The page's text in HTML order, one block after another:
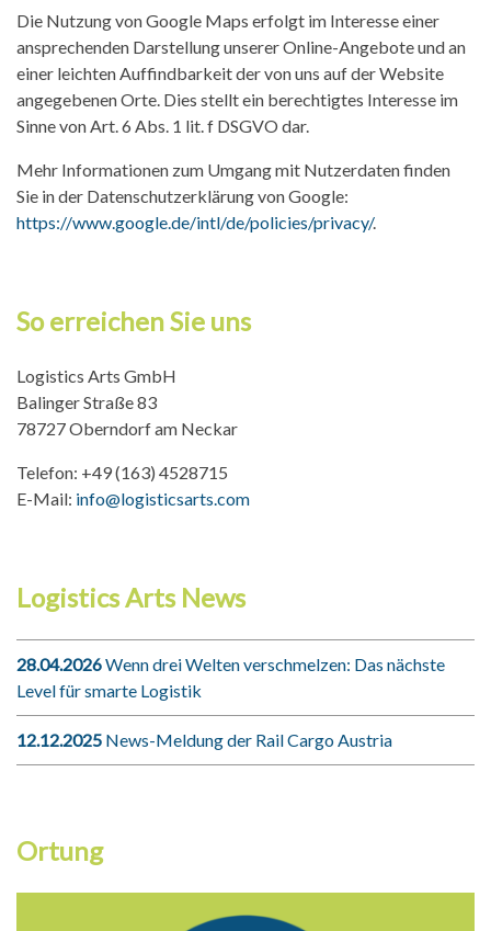
Die Nutzung von Google Maps erfolgt im Interesse einer
ansprechenden Darstellung unserer Online-Angebote und an
einer leichten Auffindbarkeit der von uns auf der Website
angegebenen Orte. Dies stellt ein berechtigtes Interesse im
Sinne von Art. 6 Abs. 1 lit. f DSGVO dar.
Mehr Informationen zum Umgang mit Nutzerdaten finden
Sie in der Datenschutzerklärung von Google:
https://www.google.de/intl/de/policies/privacy/.
So erreichen Sie uns
Logistics Arts GmbH
Balinger Straße 83
78727 Oberndorf am Neckar
Telefon: +49 (163) 4528715
E-Mail: info@logisticsarts.com
Logistics Arts News
28.04.2026Wenn drei Welten verschmelzen: Das nächste
Level für smarte Logistik
12.12.2025 News-Meldung der Rail Cargo Austria
Ortung